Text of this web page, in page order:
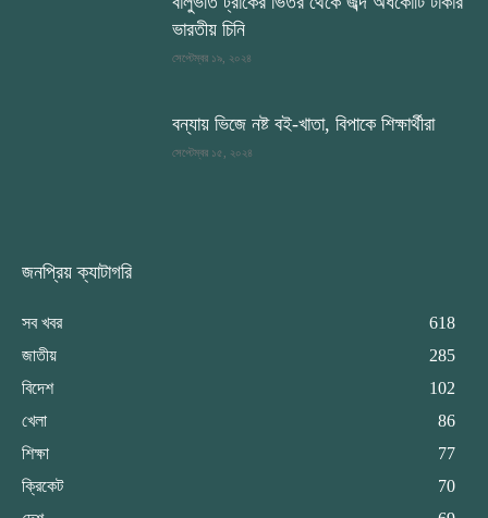
ভারতীয় চিনি
সেপ্টেম্বর ১৯, ২০২৪
বন্যায় ভিজে নষ্ট বই-খাতা, বিপাকে শিক্ষার্থীরা
সেপ্টেম্বর ১৫, ২০২৪
জনপ্রিয় ক্যাটাগরি
সব খবর
618
জাতীয়
285
বিদেশ
102
খেলা
86
শিক্ষা
77
ক্রিকেট
70